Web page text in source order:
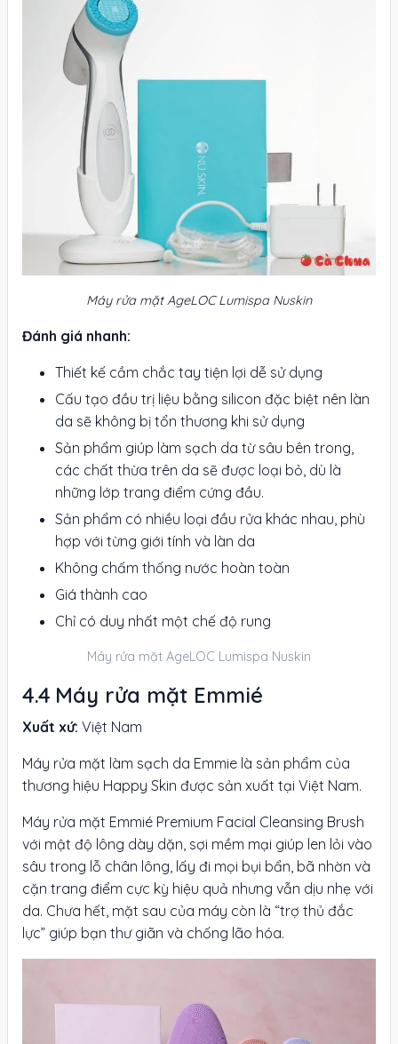
Máy rửa mặt AgeLOC Lumispa Nuskin
Đánh giá nhanh:
Thiết kế cầm chắc tay tiện lợi dễ sử dụng
Cấu tạo đầu trị liệu bằng silicon đặc biệt nên làn
da sẽ không bị tổn thương khi sử dụng
Sản phẩm giúp làm sạch da từ sâu bên trong,
các chất thừa trên da sẽ được loại bỏ, dù là
những lớp trang điểm cứng đầu.
Sản phẩm có nhiều loại đầu rửa khác nhau, phù
hợp với từng giới tính và làn da
Không chấm thống nước hoàn toàn
Giá thành cao
Chỉ có duy nhất một chế độ rung
Máy rửa mặt AgeLOC Lumispa Nuskin
Máy rửa mặt Emmié
Xuất xứ: Việt Nam
Máy rửa mặt làm sạch da Emmie là sản phẩm của
thương hiệu Happy Skin được sản xuất tại Việt Nam.
Máy rửa mặt Emmié Premium Facial Cleansing Brush
với mật độ lông dày dặn, sợi mềm mại giúp len lỏi vào
sâu trong lỗ chân lông, lấy đi mọi bụi bẩn, bã nhờn và
cặn trang điểm cực kỳ hiệu quả nhưng vẫn dịu nhẹ với
da. Chưa hết, mặt sau của máy còn là “trợ thủ đắc
lực” giúp bạn thư giãn và chống lão hóa.